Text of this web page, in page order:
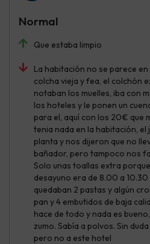
Que estaba limpio
La habitación no se parece
colcha vieja y fea, el colchón
notaban los muelles, iba con
los hoteles y le ponen un
para el, aquí con los 20€ que
tenia nada en la habitación, el
planta y nos dijeron que no
bañador, pero tampoco nos
Solo unas toallas extra
desayuno era de 8.00 a
quedaban 2 pastas y algún
pan y 4 embutidos de baja
hace de todo y nada es
zumo. Sabía a polvos. Sin
pero no a este hotel
Normal